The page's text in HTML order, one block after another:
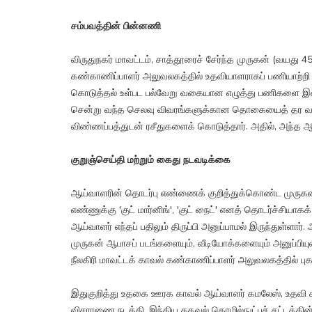
சம்பவத்தின் பின்னணி
விருதுநகர் மாவட்டம், சாத்தூரைச் சேர்ந்த முருகன்
கண்காணிப்பாளர் அலுவலகத்தில் உதவியாளராகப்
கொடுத்தல் உள்பட பல்வேறு வகையான எழுத்து பணிகளை
சென்று வந்த செலவு விவரங்களுக்கான தொகையைத் தர
விண்ணப்பத்துடன் ரசீதுகளைக் கொடுத்தார். அதில், அந்த
குறுஞ்செய்தி மற்றும் கைது நடவடிக்கை
ஆய்வாளரின் தொடர்பு எண்ணைக் குறித்துக்கொண்ட
எண்ணுக்கு 'குட் மார்னிங்', 'குட் நைட்' எனத்
ஆய்வாளர் எந்தப் பதிலும் திருப்பி அனுப்பாமல்
முருகன் ஆபாசப் படங்களையும், வீடியோக்களையும்
நீலகிரி மாவட்டக் காவல் கண்காணிப்பாளர் அலுவலகத்தில்
இதுகுறித்து உதகை ஊரக காவல் ஆய்வாளர் கமலேஸ், உதவி